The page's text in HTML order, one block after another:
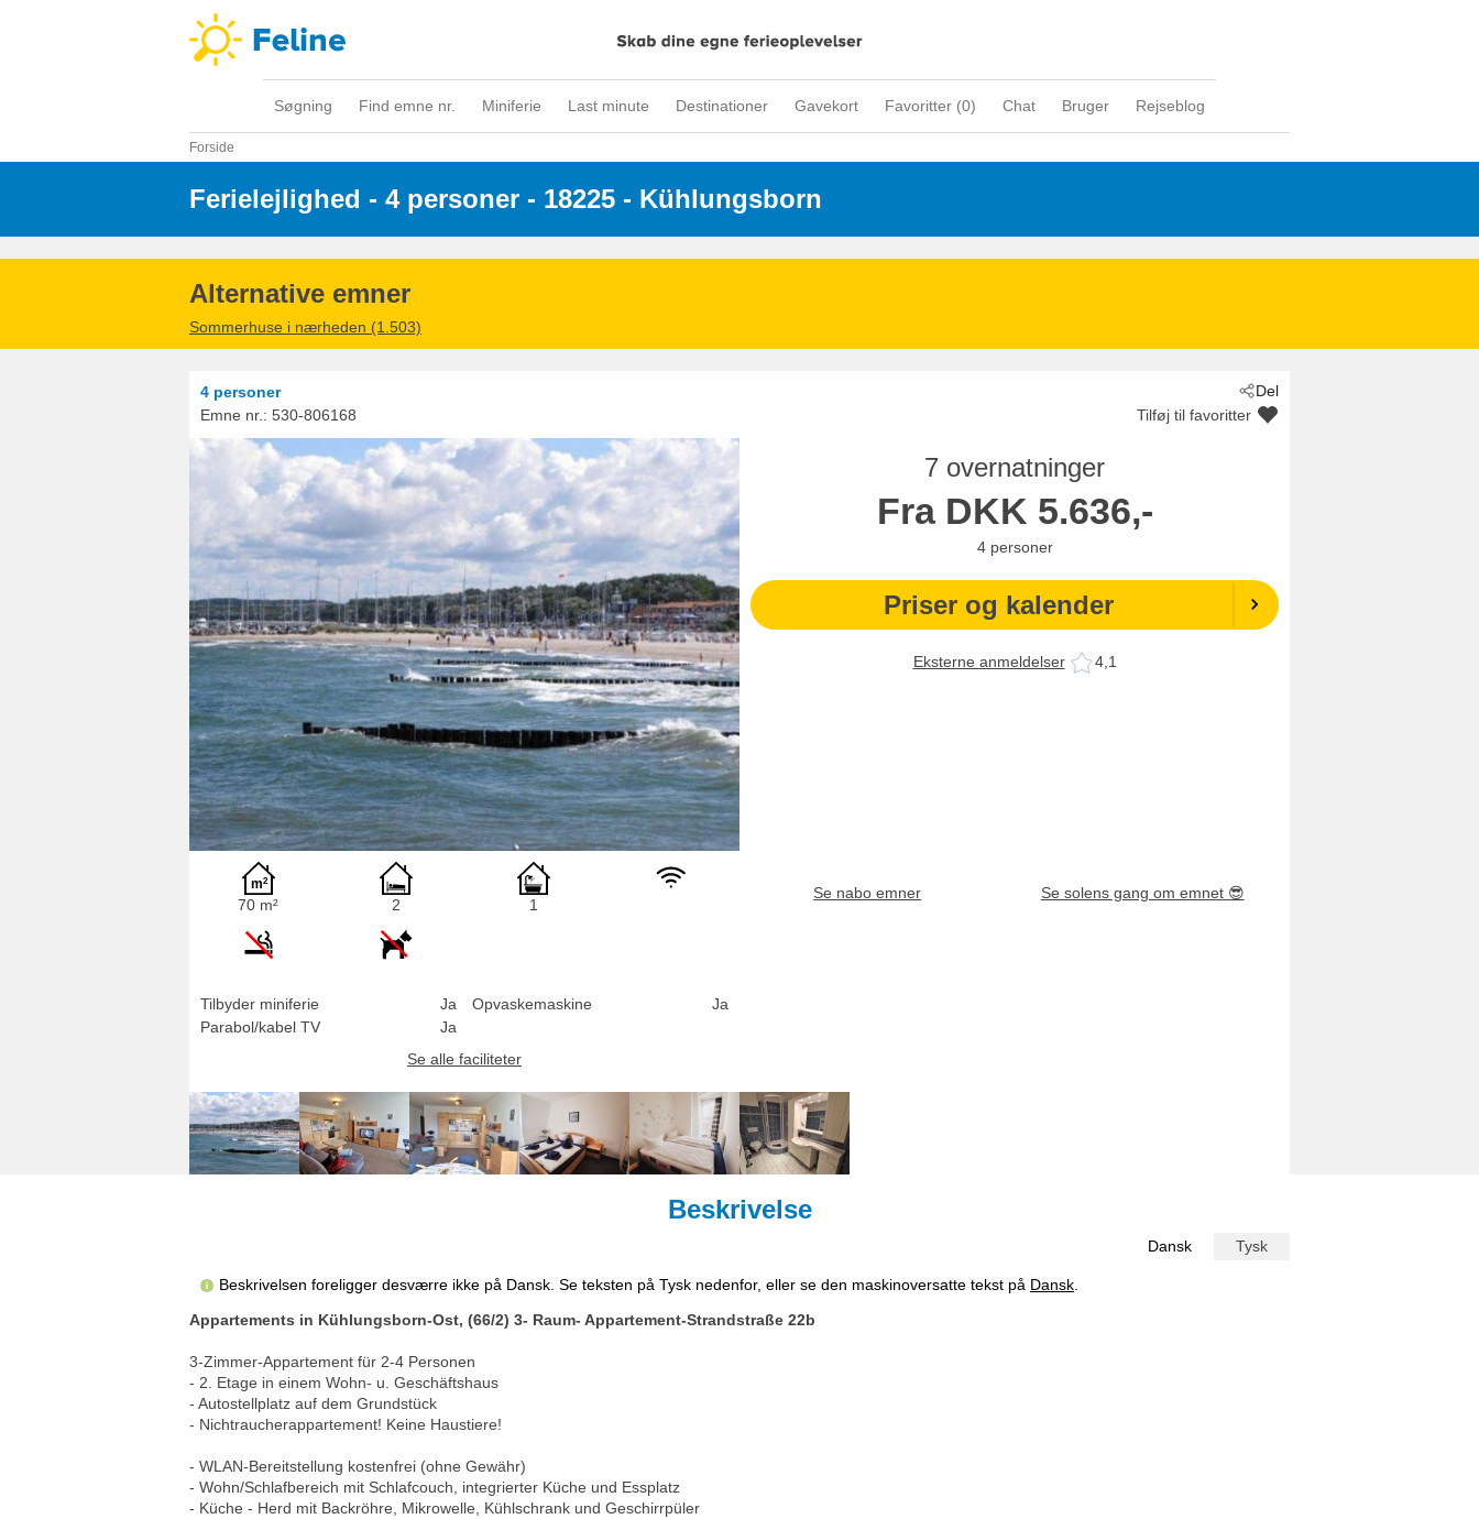
Søgning Find emne nr. Miniferie Last minute Destinationer Gavekort Favoritter (0) Chat Bruger Rejseblog
Forside
Ferielejlighed - 4 personer - 18225 - Kühlungsborn
Alternative emner
Sommerhuse i nærheden (1.503)
Del
4 personer
Emne nr.: 530-806168 Tilføj til favoritter
7 overnatninger
Fra DKK 5.636,-
4 personer
Priser og kalender
Eksterne anmeldelser 4,1
70 m² 2 1
Tilbyder miniferie
Ja
Parabol/kabel TV
Ja
Opvaskemaskine Ja
Se alle faciliteter
Se nabo emner Se solens gang om emnet 😎
Beskrivelse
Dansk Tysk
Beskrivelsen foreligger desværre ikke på Dansk. Se teksten på Tysk nedenfor, eller se den maskinoversatte tekst på Dansk
Appartements in Kühlungsborn-Ost, (66/2) 3- Raum- Appartement-Strandstraße 22b
3-Zimmer-Appartement für 2-4 Personen
- 2. Etage in einem Wohn- u. Geschäftshaus
- Autostellplatz auf dem Grundstück
- Nichtraucherappartement! Keine Haustiere!
- WLAN-Bereitstellung kostenfrei (ohne Gewähr)
- Wohn/Schlafbereich mit Schlafcouch, integrierter Küche und Essplatz
- Küche - Herd mit Backröhre, Mikrowelle, Kühlschrank und Geschirrpüler